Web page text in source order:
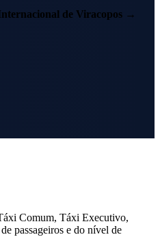
de Viracopos →
Comum, Táxi Executivo,
passageiros e do nível de